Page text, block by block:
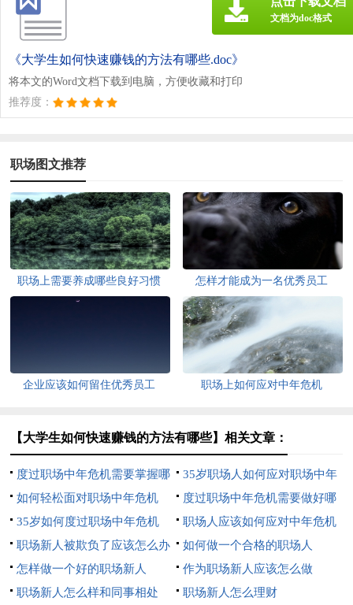
《大学生如何快速赚钱的方法有哪些.doc》
将本文的Word文档下载到电脑，方便收藏和打印
推荐度：
文档为doc格式
职场图文推荐
职场上需要养成哪些良好习惯 怎样才能成为一名优秀员工
企业应该如何留住优秀员工 职场上如何应对中年危机
【大学生如何快速赚钱的方法有哪些】相关文章：
度过职场中年危机需要掌握哪
3个技能
35岁职场人如何应对职场中年
危机
如何轻松面对职场中年危机
度过职场中年危机需要做好哪
3点
35岁如何度过职场中年危机
职场人应该如何应对中年危机
职场新人被欺负了应该怎么办
如何做一个合格的职场人
怎样做一个好的职场新人
作为职场新人应该怎么做
职场新人怎么样和同事相处
职场新人怎么理财